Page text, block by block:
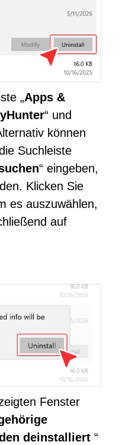
„Apps &
“ und
können
Suchleiste
“ eingeben,
Klicken Sie
es auszuwählen,
auf
Fenster
deinstalliert “